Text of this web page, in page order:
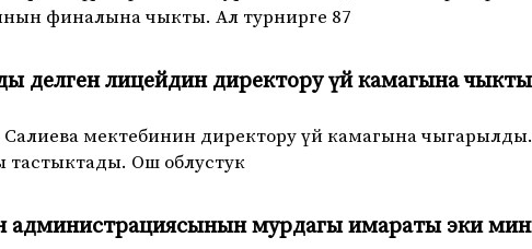
финалына чыкты. Ал турнирге 87
делген лицейдин директору үй камагына чыкты
мектебинин директору үй камагына чыгарылды.
Ош облустук
администрациясынын мурдагы имараты эки